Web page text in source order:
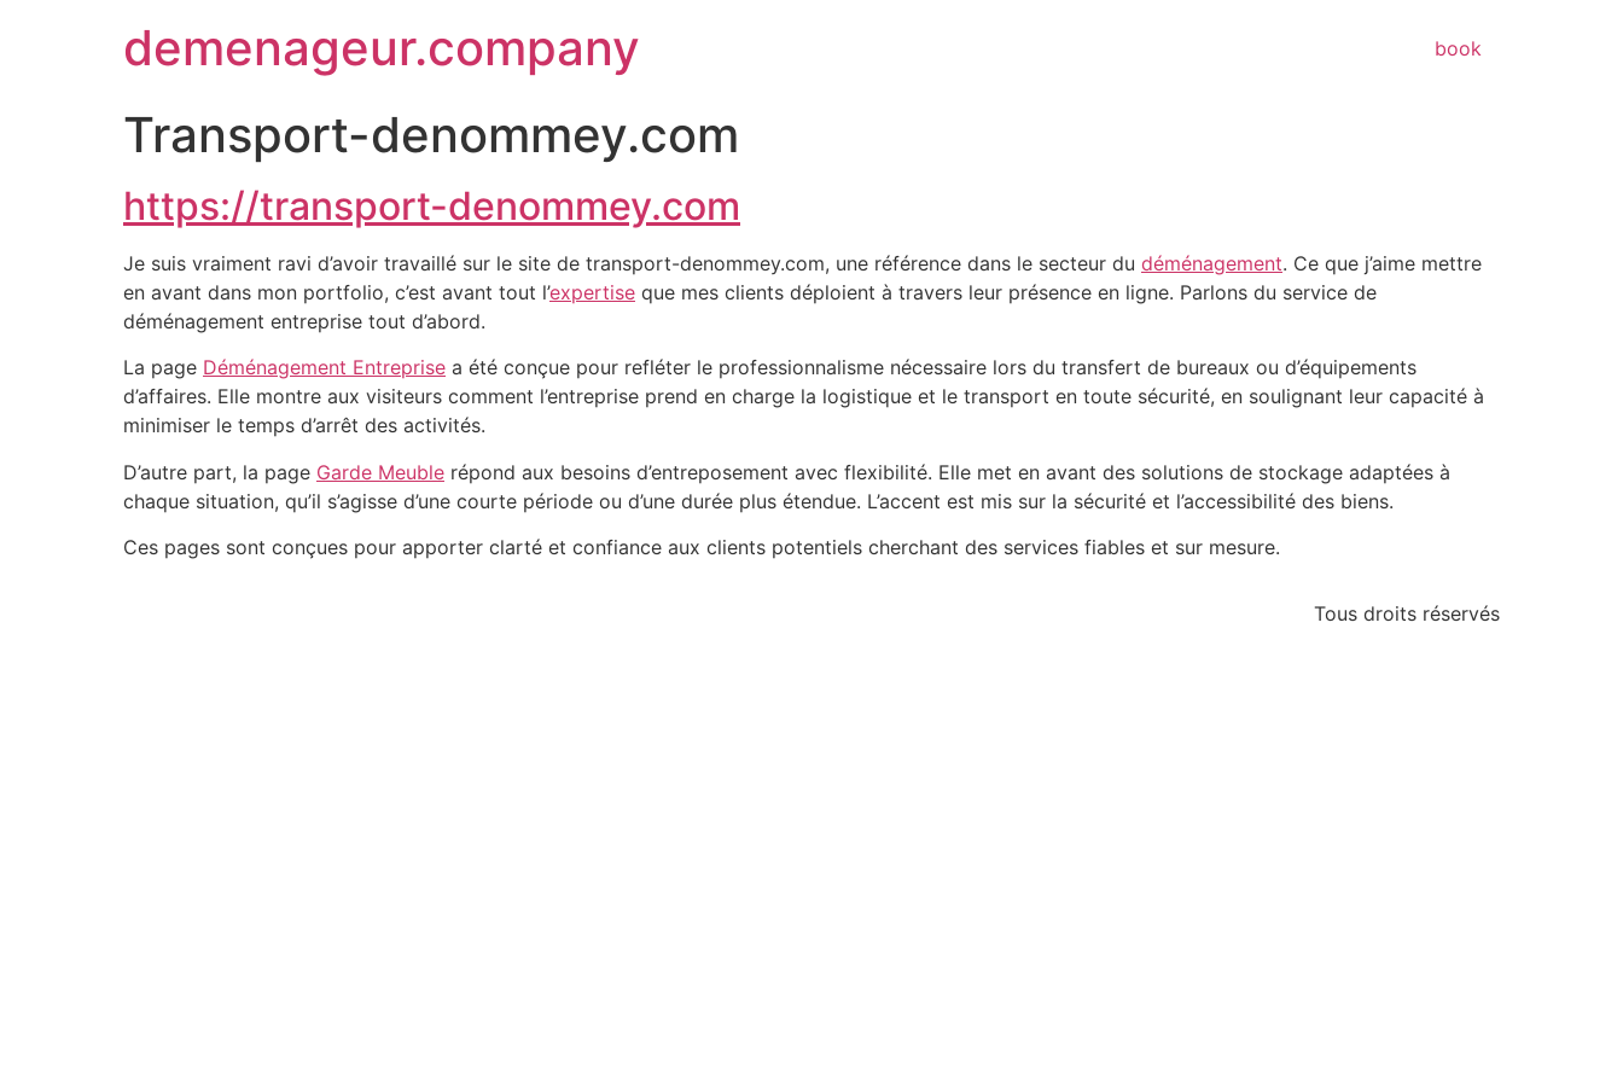
demenageur.company book
Transport-denommey.com
https://transport-denommey.com
Je suis vraiment ravi d’avoir travaillé sur le site de transport-denommey.com, une référence dans le secteur du déménagement. Ce que j’aime mettre
en avant dans mon portfolio, c’est avant tout l’expertise que mes clients déploient à travers leur présence en ligne. Parlons du service de
déménagement entreprise tout d’abord.
La page Déménagement Entreprise a été conçue pour refléter le professionnalisme nécessaire lors du transfert de bureaux ou d’équipements
d’affaires. Elle montre aux visiteurs comment l’entreprise prend en charge la logistique et le transport en toute sécurité, en soulignant leur capacité à
minimiser le temps d’arrêt des activités.
D’autre part, la page Garde Meuble répond aux besoins d’entreposement avec flexibilité. Elle met en avant des solutions de stockage adaptées à
chaque situation, qu’il s’agisse d’une courte période ou d’une durée plus étendue. L’accent est mis sur la sécurité et l’accessibilité des biens.
Ces pages sont conçues pour apporter clarté et confiance aux clients potentiels cherchant des services fiables et sur mesure.
Tous droits réservés